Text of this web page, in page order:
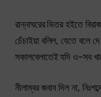
রান্নাঘরের ভিতর হইতে
চেঁচাইয়া বলিল, যেতে বলে
সকালবেলাতেই যদি ও-সব
নীলাম্বর জবাব দিল না,